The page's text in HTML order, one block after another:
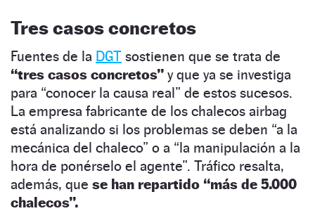
Tres casos concretos
Fuentes de la DGT sostienen que se trata de
“tres casos concretos” y que ya se investiga
para “conocer la causa real” de estos sucesos.
La empresa fabricante de los chalecos airbag
está analizando si los problemas se deben “a la
mecánica del chaleco” o a “la manipulación a la
hora de ponérselo el agente”. Tráfico resalta,
además, que se han repartido “más de 5.000
chalecos”.